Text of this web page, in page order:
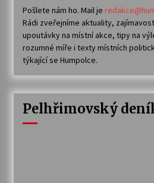
Pošlete nám ho. Mail je
Rádi zveřejníme aktuality,
upoutávky na místní akce, tipy na
rozumné míře i texty místních
týkající se Humpolce.
Pelhřimovský